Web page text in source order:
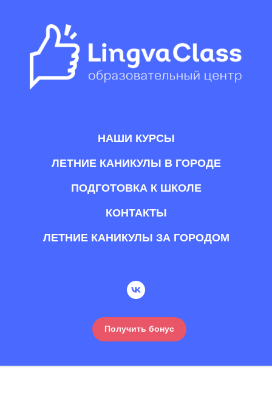
НАШИ КУРСЫ
ЛЕТНИЕ КАНИКУЛЫ В ГОРОДЕ
ПОДГОТОВКА К ШКОЛЕ
КОНТАКТЫ
ЛЕТНИЕ КАНИКУЛЫ ЗА ГОРОДОМ
Получить бонус